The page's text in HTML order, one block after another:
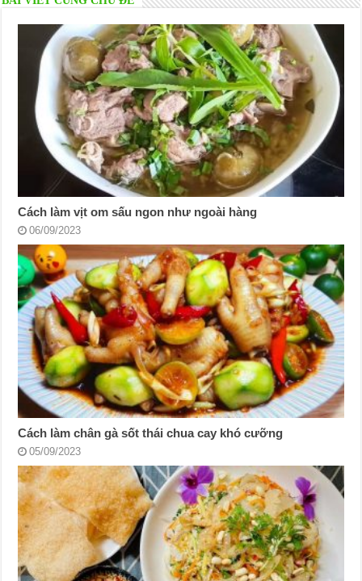
Cách làm vịt om sấu ngon như ngoài hàng
06/09/2023
Cách làm chân gà sốt thái chua cay khó cưỡng
05/09/2023